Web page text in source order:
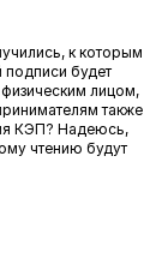
к которым
подписи будет
лицом,
также
КЭП? Надеюсь,
чтению будут